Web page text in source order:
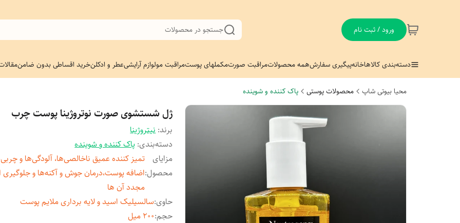
ورود / ثبت نام جستجو در محصولات
دسته‌بندی کالاهاخانهپیگیری سفارشهمه محصولاتمراقبت صورتمکملهای پوستمراقبت مولوازم آرایشیعطر و ادکلنخرید اقساطی بدون ضامن
محیا بیوتی شاپ محصولات پوستی پاک کننده و شوینده
ژل شستشوی صورت نوتروژینا پوست چرب
برند:نیتروژینا
دسته‌بندی: پاک کننده و شوینده
مزایای
محصول:
تمیز کننده عمیق ناخالصی‌ها، آلودگی‌ها و
اضافه پوست،درمان جوش و آکنه‌ها و جلوگیری
مجدد آن ها
حاوی:سالسیلیک اسید و لایه برداری ملایم پوست
حجم:200 میل